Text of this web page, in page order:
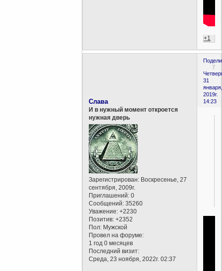
+1
7
31
января,
2019г.
14:23
Слава
И в нужный момент откроется
нужная дверь
Зарегистрирован: Воскресенье, 27
сентября, 2009г.
Приглашений: 0
Сообщений: 35260
Уважение: +2230
Позитив: +2352
Пол: Мужской
Провел на форуме:
1 год 0 месяцев
Последний визит:
Среда, 23 ноября, 2022г. 02:37